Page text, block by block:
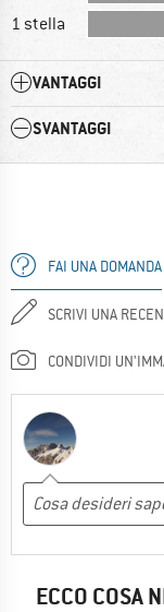
1 stella
VANTAGGI
SVANTAGGI
FAI UNA DOMANDA
SCRIVI UNA
CONDIVIDI
ECCO COSA